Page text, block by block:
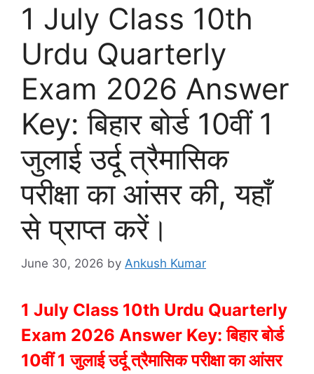
1 July Class 10th
Urdu Quarterly
Exam 2026 Answer
Key: बिहार बोर्ड 10वीं 1
जुलाई उर्दू त्रैमासिक
परीक्षा का आंसर की, यहाँ
से प्राप्त करें।
June 30, 2026 by Ankush Kumar
1 July Class 10th Urdu Quarterly
Exam 2026 Answer Key: बिहार बोर्ड
10वीं 1 जुलाई उर्दू त्रैमासिक परीक्षा का आंसर